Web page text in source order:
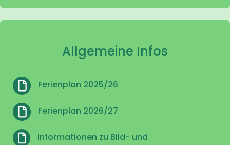
Allgemeine Infos
Ferienplan 2025/26
Ferienplan 2026/27
Informationen zu Bild- und